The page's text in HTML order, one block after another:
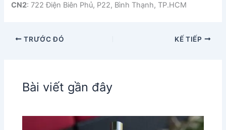
CN2: 722 Điện Biên Phủ, P22, Bình Thạnh, TP.HCM
TRƯỚC ĐÓ KẾ TIẾP
Bài viết gần đây